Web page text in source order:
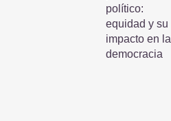
político:
equidad y su
impacto en la
democracia